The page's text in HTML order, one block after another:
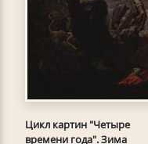
Цикл картин "Четыре
времени года". Зима